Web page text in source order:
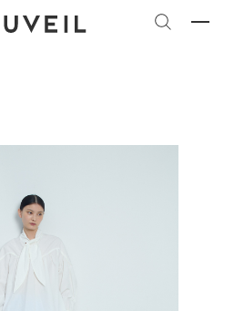
2026 PREFALL COLLECTION